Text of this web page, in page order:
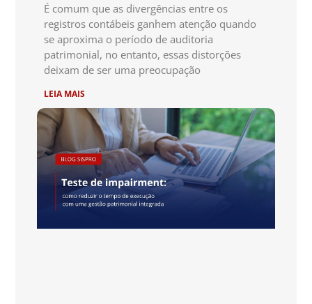
É comum que as divergências entre os
registros contábeis ganhem atenção quando
se aproxima o período de auditoria
patrimonial, no entanto, essas distorções
deixam de ser uma preocupação
LEIA MAIS